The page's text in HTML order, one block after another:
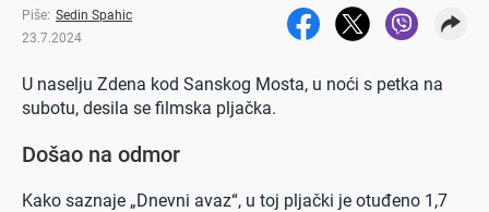
Piše: Sedin Spahic
23.7.2024
U naselju Zdena kod Sanskog Mosta, u noći s petka na
subotu, desila se filmska pljačka.
Došao na odmor
Kako saznaje „Dnevni avaz“, u toj pljački je otuđeno 1,7